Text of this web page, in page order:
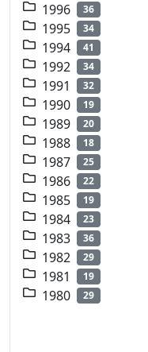
1996 36
1995 34
1994 41
1992 34
1991 32
1990 19
1989 20
1988 18
1987 25
1986 22
1985 19
1984 23
1983 36
1982 29
1981 19
1980 29